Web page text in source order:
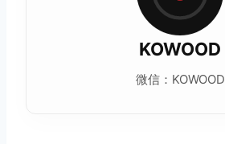
KOWOOD
微信：KOWOOD